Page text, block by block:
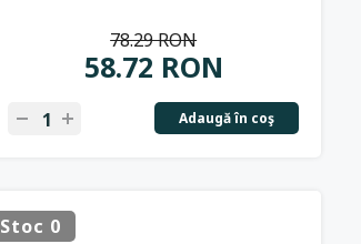
58.72 RON
78.29 RON
Adaugă în coş
Stoc 0